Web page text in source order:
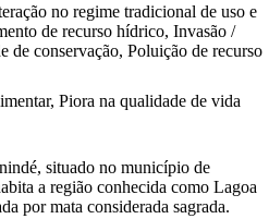
no regime tradicional de uso e
de recurso hídrico, Invasão /
de conservação, Poluição de recurso
Piora na qualidade de vida
situado no município de
a região conhecida como Lagoa
por mata considerada sagrada.